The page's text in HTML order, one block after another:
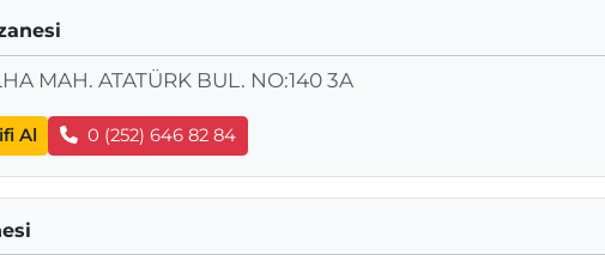
MAH. ATATÜRK BUL. NO:140 3A
Al 0 (252) 646 82 84